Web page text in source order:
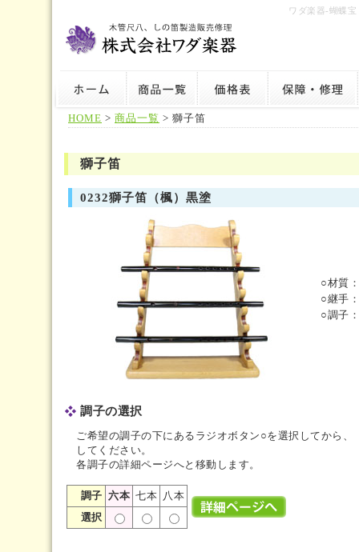
ワダ楽器-蝴蝶
HOME > 商品一覧 > 獅子笛
獅子笛
0232獅子笛（楓）黒塗
○材質
○継手
○調子
調子の選択
ご希望の調子の下にあるラジオボタン○を選択してから
してください。
各調子の詳細ページへと移動します。
調子 六本 七本 八本
選択